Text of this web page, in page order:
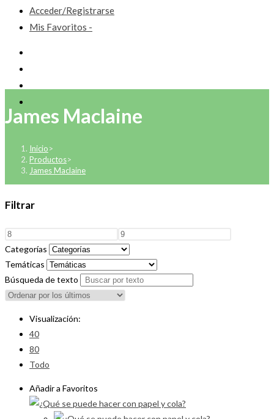
Acceder/Registrarse
Mis Favoritos -
James Maclaine
Inicio>
Productos>
James Maclaine
Filtrar
Categorías
Temáticas
Búsqueda de texto
Visualización:
40
80
Todo
Añadir a Favoritos